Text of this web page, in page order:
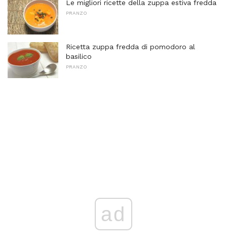
Le migliori ricette della zuppa estiva fredda
PRANZO
Ricetta zuppa fredda di pomodoro al
basilico
PRANZO
ad